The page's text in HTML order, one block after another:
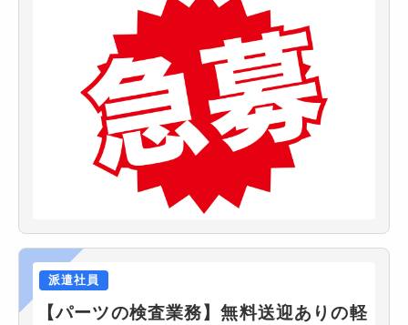
派遣社員
【パーツの検査業務】無料送迎ありの軽